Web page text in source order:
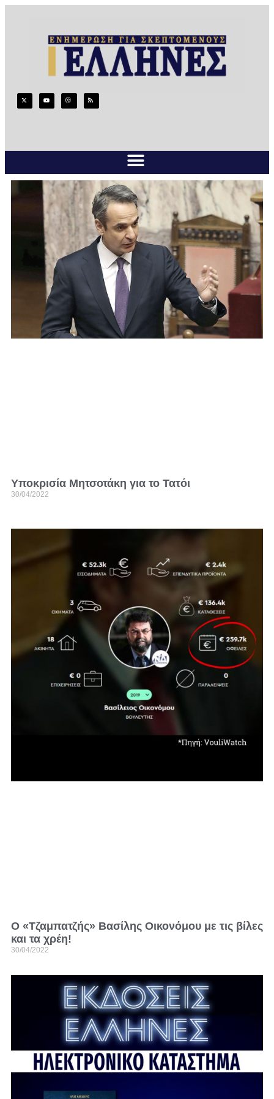
Υποκρισία Μητσοτάκη για το Τατόι
30/04/2022
O «Τζαμπατζής» Βασίλης Οικονόμου με τις βίλες
και τα χρέη!
30/04/2022